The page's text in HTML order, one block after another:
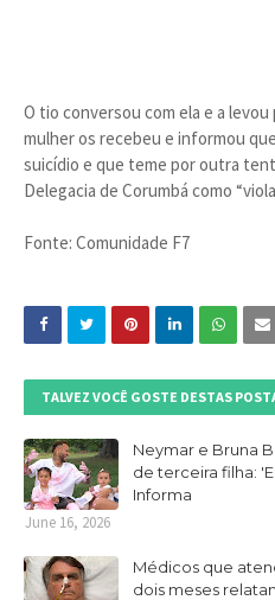
O tio conversou com ela e a levou
mulher os recebeu e informou
suicídio e que teme por outra
Delegacia de Corumbá como
Fonte: Comunidade F7
TALVEZ VOCÊ GOSTE DESTAS
Neymar e Bruna
de terceira filha:
Informa
June 16, 2026
Médicos que
dois meses